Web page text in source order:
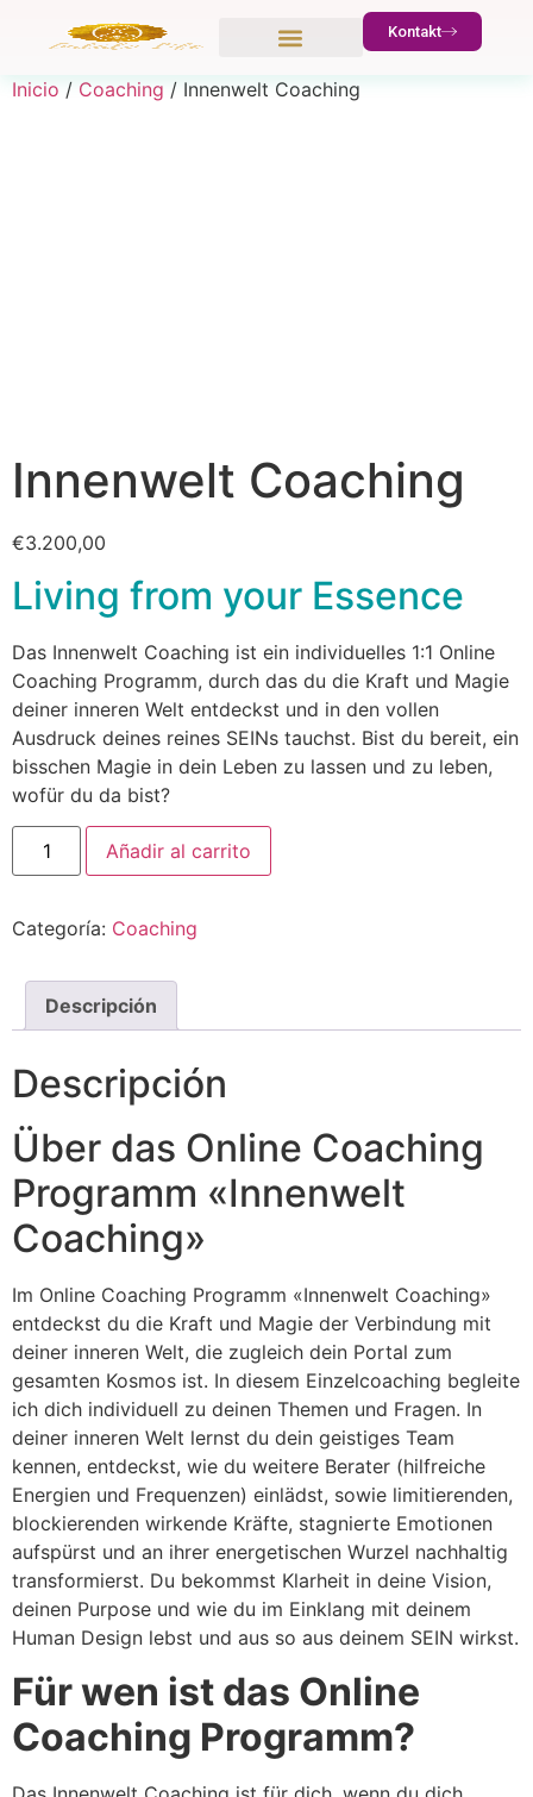
Kontakt
Inicio / Coaching / Innenwelt Coaching
Innenwelt Coaching
€3.200,00
Living from your Essence
Das Innenwelt Coaching ist ein individuelles 1:1 Online
Coaching Programm, durch das du die Kraft und Magie
deiner inneren Welt entdeckst und in den vollen
Ausdruck deines reines SEINs tauchst. Bist du bereit, ein
bisschen Magie in dein Leben zu lassen und zu leben,
wofür du da bist?
Añadir al carrito
Categoría: Coaching
Descripción
Descripción
Über das Online Coaching
Programm «Innenwelt
Coaching»
Im Online Coaching Programm «Innenwelt Coaching»
entdeckst du die Kraft und Magie der Verbindung mit
deiner inneren Welt, die zugleich dein Portal zum
gesamten Kosmos ist. In diesem Einzelcoaching begleite
ich dich individuell zu deinen Themen und Fragen. In
deiner inneren Welt lernst du dein geistiges Team
kennen, entdeckst, wie du weitere Berater (hilfreiche
Energien und Frequenzen) einlädst, sowie limitierenden,
blockierenden wirkende Kräfte, stagnierte Emotionen
aufspürst und an ihrer energetischen Wurzel nachhaltig
transformierst. Du bekommst Klarheit in deine Vision,
deinen Purpose und wie du im Einklang mit deinem
Human Design lebst und aus so aus deinem SEIN wirkst.
Für wen ist das Online
Coaching Programm?